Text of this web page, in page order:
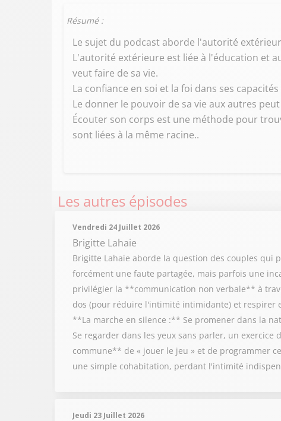
Résumé :
Le sujet du podcast aborde l'autorité
L'autorité extérieure est liée à l'éducation et
veut faire de sa vie.
La confiance en soi et la foi dans ses
Le donner le pouvoir de sa vie aux autres
Écouter son corps est une méthode pour
sont liées à la même racine..
Les autres épisodes
Vendredi 24 Juillet 2026
Brigitte Lahaie
Brigitte Lahaie aborde la question des couples qui
forcément une faute partagée, mais parfois une
privilégier la **communication non verbale** à
dos (pour réduire l'intimité intimidante) et respirer
**La marche en silence :** Se promener dans la
Se regarder dans les yeux sans parler, un
commune** de « jouer le jeu » et de programmer
une simple cohabitation, perdant l'intimité
Jeudi 23 Juillet 2026